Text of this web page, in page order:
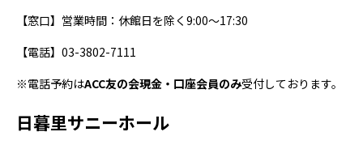
【窓口】営業時間：休館日を除く9:00～17:30
【電話】03-3802-7111
※電話予約はACC友の会現金・口座会員のみ受付しております。
日暮里サニーホール